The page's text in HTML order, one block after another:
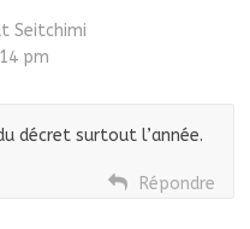
Seitchimi
pm
décret surtout l’année.
Répondre